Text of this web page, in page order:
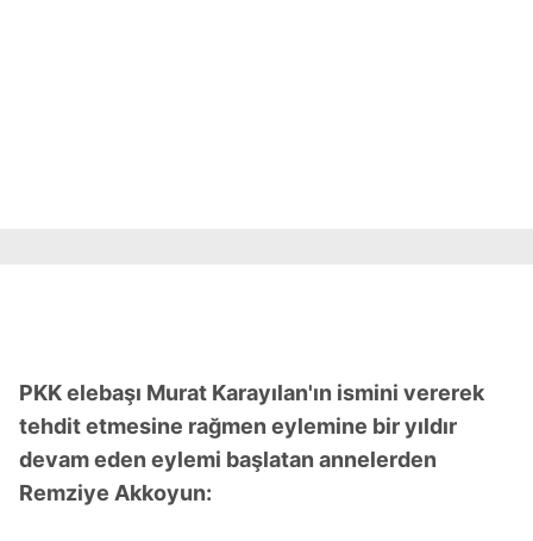
PKK elebaşı Murat Karayılan'ın ismini vererek
tehdit etmesine rağmen eylemine bir yıldır
devam eden eylemi başlatan annelerden
Remziye Akkoyun: